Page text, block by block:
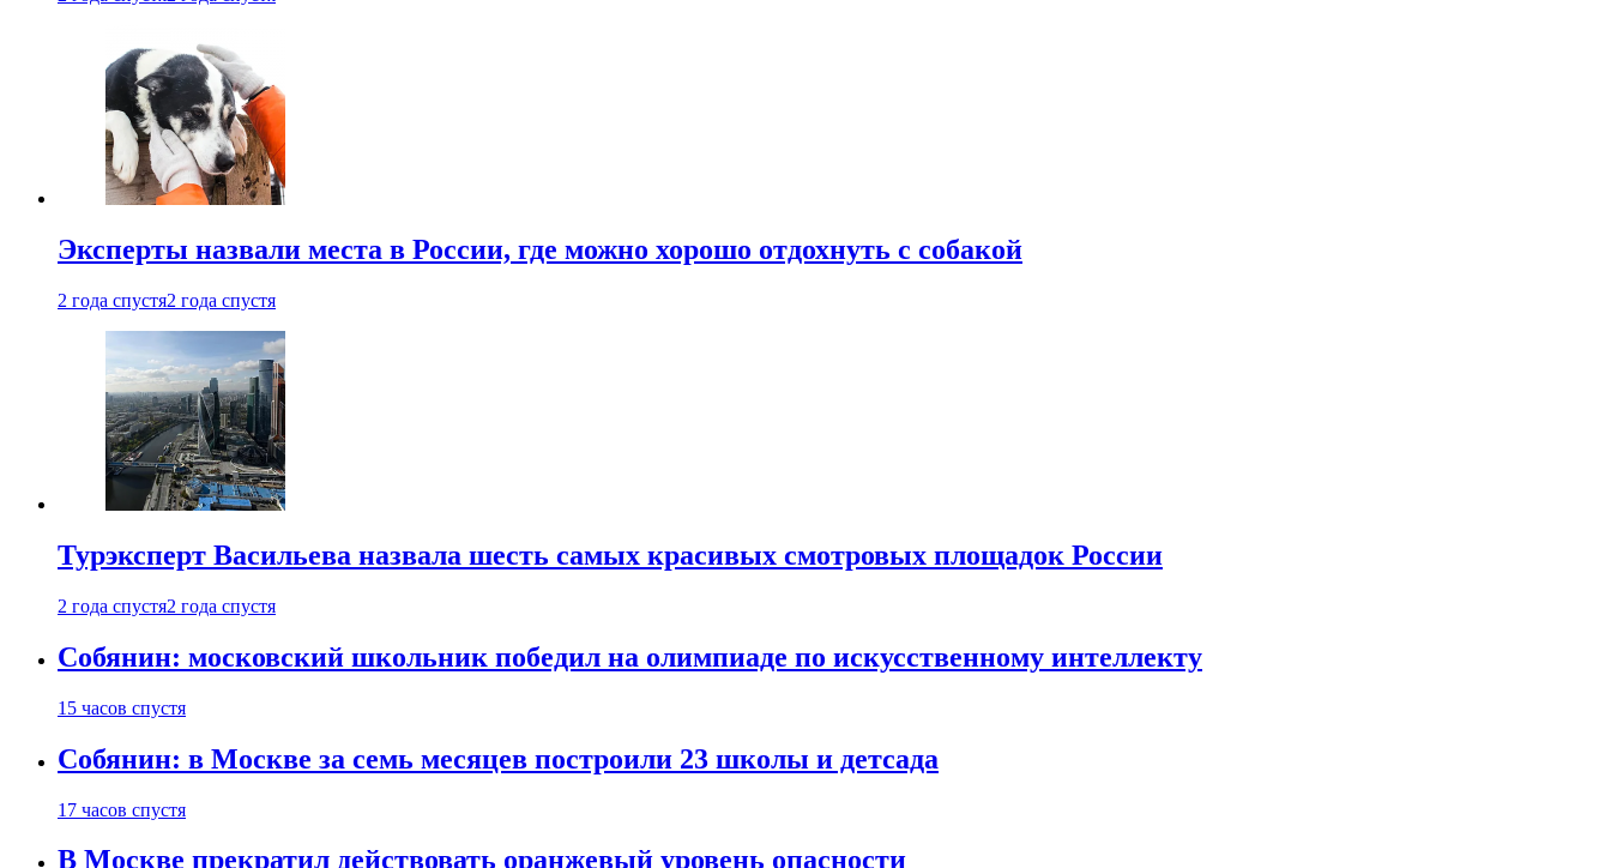
Эксперты назвали места в России, где можно хорошо отдохнуть с собакой
2 года спустя2 года спустя
Турэксперт Васильева назвала шесть самых красивых смотровых площадок России
2 года спустя2 года спустя
Собянин: московский школьник победил на олимпиаде по искусственному интеллекту
15 часов спустя
Собянин: в Москве за семь месяцев построили 23 школы и детсада
17 часов спустя
В Москве прекратил действовать оранжевый уровень опасности